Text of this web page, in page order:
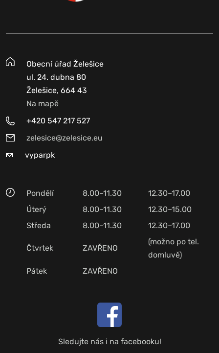
Obecní úřad Želešice
ul. 24. dubna 80
Želešice, 664 43
Na mapě
+420 547 217 527
zelesice@zelesice.eu
vyparpk
Pondělí 8.00–11.30
12.30–17.00
Úterý
8.00–11.30
12.30–15.00
Středa
8.00–11.30 12.30–17.00
Čtvrtek ZAVŘENO
(možno po tel.
domluvě)
Pátek
ZAVŘENO
Sledujte nás i na facebooku!